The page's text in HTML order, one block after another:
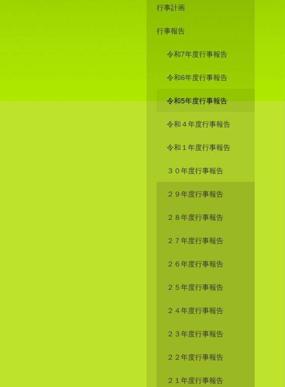
行事計画
行事報告
令和7年度行事報告
令和6年度行事報告
令和5年度行事報告
令和４年度行事報告
令和１年度行事報告
３０年度行事報告
２９年度行事報告
２８年度行事報告
２７年度行事報告
２６年度行事報告
２５年度行事報告
２４年度行事報告
２３年度行事報告
２２年度行事報告
２１年度行事報告